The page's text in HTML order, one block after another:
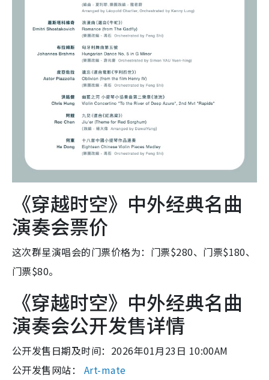
《穿越时空》中外经典名曲
演奏会票价
这次群星演唱会的门票价格为：门票$280、门票$180、
门票$80。
《穿越时空》中外经典名曲
演奏会公开发售详情
公开发售日期及时间：2026年01月23日 10:00AM
公开发售网站： Art-mate